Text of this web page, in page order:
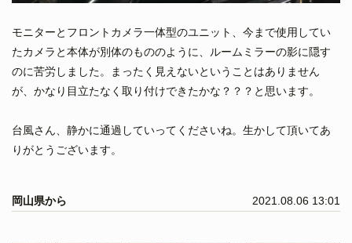
モニターとフロントカメラ一体型のユニット、今まで使用してい
たカメラと本体が別体のもののように、ルームミラーの影に隠す
のに苦労しました。まったく見えないということはありません
が、かなり目立たなく取り付けできたかな？？？と思います。
台風さん、静かに通過していってくださいね。生かして頂いてあ
りがとうございます。
岡山県から 2021.08.06 13:01